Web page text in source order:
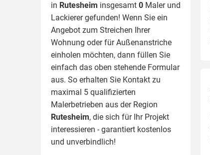
in Rutesheim insgesamt 0 Maler und
Lackierer gefunden! Wenn Sie ein
Angebot zum Streichen Ihrer
Wohnung oder für Außenanstriche
einholen möchten, dann füllen Sie
einfach das oben stehende Formular
aus. So erhalten Sie Kontakt zu
maximal 5 qualifizierten
Malerbetrieben aus der Region
Rutesheim, die sich für Ihr Projekt
interessieren - garantiert kostenlos
und unverbindlich!